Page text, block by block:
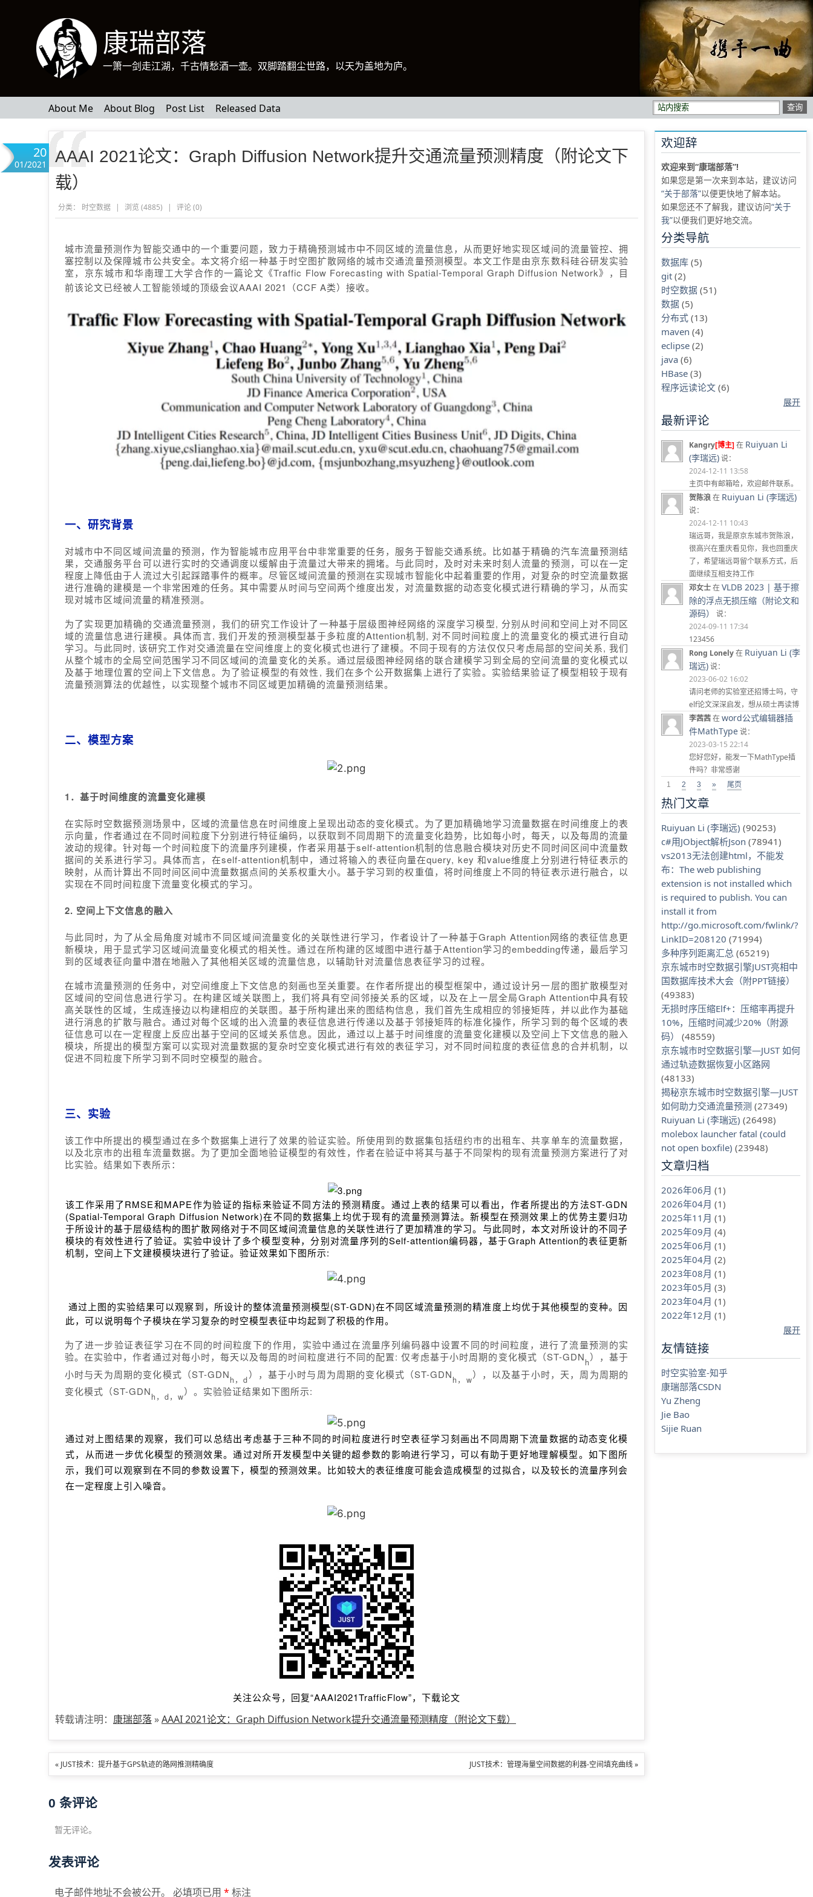
康瑞部落
一箫一剑走江湖，千古情愁酒一壶。双脚踏翻尘世路，以天为盖地为庐。
About Me About Blog Post List Released Data
欢迎辞
欢迎来到“康瑞部落”!
如果您是第一次来到本站，建议访问
“关于部落”以便更快地了解本站。
如果您还不了解我，建议访问“关于
我”以便我们更好地交流。
分类导航
数据库 (5)
git (2)
时空数据 (51)
数据 (5)
分布式 (13)
maven (4)
eclipse (2)
java (6)
HBase (3)
程序远读论文 (6)
展开
最新评论
Kangry[博主]在 Ruiyuan Li
(李瑞远)说：
2024-12-11 13:58
主页中有邮箱哈，欢迎邮件联系。
贺陈浪在 Ruiyuan Li (李瑞远)
说：
2024-12-11 10:43
瑞远哥，我是原京东城市贺陈浪，
很高兴在重庆看见你，我也回重庆
了，希望瑞远哥留个联系方式，后
面继续互相支持工作
邓女士在VLDB 2023 | 基于擦
除的浮点无损压缩（附论文和
源码）
说：
2024-09-11 17:34
123456
Rong Lonely在 Ruiyuan Li (李
瑞远)说：
2023-06-02 16:02
请问老师的实验室还招博士吗，守
elf论文深深启发，想从硕士再读博
李茜茜在word公式编辑器插
件MathType说：
2023-03-15 22:14
您好您好，能发一下MathType插
件吗？非常感谢
1 2 3 » 尾页
热门文章
Ruiyuan Li (李瑞远) (90253)
c#用JObject解析Json (78941)
vs2013无法创建html，不能发
布：The web publishing
extension is not installed which
is required to publish. You can
install it from
http://go.microsoft.com/fwlink/?
LinkID=208120 (71994)
多种序列距离汇总 (65219)
京东城市时空数据引擎JUST亮相中
国数据库技术大会（附PPT链接）
(49383)
无损时序压缩Elf+：压缩率再提升
10%，压缩时间减少20%（附源
码）
(48559)
京东城市时空数据引擎—JUST 如何
通过轨迹数据恢复小区路网
(48133)
揭秘京东城市时空数据引擎—JUST
如何助力交通流量预测 (27349)
Ruiyuan Li (李瑞远) (26498)
molebox launcher fatal (could
not open boxfile) (23948)
文章归档
2026年06月 (1)
2026年04月 (1)
2025年11月 (1)
2025年09月 (4)
2025年06月 (1)
2025年04月 (2)
2023年08月 (1)
2023年05月 (3)
2023年04月 (1)
2022年12月 (1)
展开
友情链接
时空实验室-知乎
康瑞部落CSDN
Yu Zheng
Jie Bao
Sijie Ruan
20
01/2021
AAAI 2021论文：Graph Diffusion Network提升交通流量预测精度（附论文下
载）
分类： 时空数据 | 浏览 (4885) | 评论 (0)
城市流量预测作为智能交通中的一个重要问题，致力于精确预测城市中不同区域的流量信息，从而更好地实现区域间的流量管控、拥
塞控制以及保障城市公共安全。本文将介绍一种基于时空图扩散网络的城市交通流量预测模型。本文工作是由京东数科硅谷研发实验
室， 京东城市和华南理工大学合作的一篇论文《Traffic Flow Forecasting with Spatial-Temporal Graph Diffusion Network》，目
前该论文已经被人工智能领域的顶级会议AAAI 2021（CCF A类）接收。
一、研究背景
对城市中不同区域间流量的预测，作为智能城市应用平台中非常重要的任务，服务于智能交通系统。比如基于精确的汽车流量预测结
果，交通服务平台可以进行实时的交通调度以缓解由于流量过大带来的拥堵。与此同时，及时对未来时刻人流量的预测，可以在一定
程度上降低由于人流过大引起踩踏事件的概率。尽管区域间流量的预测在实现城市智能化中起着重要的作用，对复杂的时空流量数据
进行准确的建模是一个非常困难的任务。其中需要从时间与空间两个维度出发，对流量数据的动态变化模式进行精确的学习，从而实
现对城市区域间流量的精准预测。
为了实现更加精确的交通流量预测，我们的研究工作设计了一种基于层级图神经网络的深度学习模型, 分别从时间和空间上对不同区
域的流量信息进行建模。具体而言,我们开发的预测模型基于多粒度的Attention机制, 对不同时间粒度上的流量变化的模式进行自动
学习。与此同时, 该研究工作对交通流量在空间维度上的变化模式也进行了建模。不同于现有的方法仅仅只考虑局部的空间关系, 我们
从整个城市的全局空间范围学习不同区域间的流量变化的关系。通过层级图神经网络的联合建模学习到全局的空间流量的变化模式以
及基于地理位置的空间上下文信息。为了验证模型的有效性, 我们在多个公开数据集上进行了实验。实验结果验证了模型相较于现有
流量预测算法的优越性，以实现整个城市不同区域更加精确的流量预测结果。
二、模型方案
1 ．基于时间维度的流量变化建模
在实际时空数据预测场景中，区域的流量信息在时间维度上呈现出动态的变化模式。为了更加精确地学习流量数据在时间维度上的表
示向量，作者通过在不同时间粒度下分别进行特征编码，以获取到不同周期下的流量变化趋势，比如每小时，每天，以及每周的流量
波动的规律。针对每一个时间粒度下的流量序列建模，作者采用基于self-attention机制的信息融合模块对历史不同时间区间中流量数
据间的关系进行学习。具体而言，在self-attention机制中，通过将输入的表征向量在query, key 和value维度上分别进行特征表示的
映射，从而计算出不同时间区间中流量数据点间的关系权重大小。基于学习到的权重值，将时间维度上不同的特征表示进行融合，以
实现在不同时间粒度下流量变化模式的学习。
2. 空间上下文信息的融入
与此同时，为了从全局角度对城市不同区域间流量变化的关联性进行学习，作者设计了一种基于Graph Attention网络的表征信息更
新模块，用于显式学习区域间流量变化模式的相关性。通过在所构建的区域图中进行基于Attention学习的embedding传递，最后学习
到的区域表征向量中潜在地融入了其他相关区域的流量信息，以辅助针对流量信息表征学习的过程。
在城市流量预测的任务中，对空间维度上下文信息的刻画也至关重要。在作者所提出的模型框架中，通过设计另一层的图扩散模型对
区域间的空间信息进行学习。在构建区域关联图上，我们将具有空间邻接关系的区域，以及在上一层全局Graph Attention中具有较
高关联性的区域，生成连接边以构建相应的关联图。基于所构建出来的图结构信息，我们首先生成相应的邻接矩阵，并以此作为基础
进行消息的扩散与融合。通过对每个区域的出入流量的表征信息进行传递以及基于邻接矩阵的标准化操作，所学习到的每个区域的表
征信息可以在一定程度上反应出基于空间的区域关系信息。因此，通过以上基于时间维度的流量变化建模以及空间上下文信息的融入
模块，所提出的模型方案可以实现对流量数据的复杂时空变化模式进行有效的表征学习，对不同时间粒度的表征信息的合并机制，以
促进不同粒度下所学习到不同时空模型的融合。
三、实验
该工作中所提出的模型通过在多个数据集上进行了效果的验证实验。所使用到的数据集包括纽约市的出租车、共享单车的流量数据，
以及北京市的出租车流量数据。为了更加全面地验证模型的有效性，作者在验证中将其与基于不同架构的现有流量预测方案进行了对
比实验。结果如下表所示：
该工作采用了RMSE和MAPE作为验证的指标来验证不同方法的预测精度。通过上表的结果可以看出，作者所提出的方法ST-GDN
(Spatial-Temporal Graph Diffusion Network)在不同的数据集上均优于现有的流量预测算法。新模型在预测效果上的优势主要归功
于所设计的基于层级结构的图扩散网络对于不同区域间流量信息的关联性进行了更加精准的学习。与此同时，本文对所设计的不同子
模块的有效性进行了验证。实验中设计了多个模型变种，分别对流量序列的Self-attention编码器，基于Graph Attention的表征更新
机制，空间上下文建模模块进行了验证。验证效果如下图所示:
通过上图的实验结果可以观察到，所设计的整体流量预测模型(ST-GDN)在不同区域流量预测的精准度上均优于其他模型的变种。因
此，可以说明每个子模块在学习复杂的时空模型表征中均起到了积极的作用。
为了进一步验证表征学习在不同的时间粒度下的作用，实验中通过在流量序列编码器中设置不同的时间粒度，进行了流量预测的实
验。在实验中，作者通过对每小时，每天以及每周的时间粒度进行不同的配置: 仅考虑基于小时周期的变化模式（ST-GDNh），基于
小时与天为周期的变化模式（ST-GDNh ，d），基于小时与周为周期的变化模式（ST-GDNh ， w），以及基于小时，天，周为周期的
变化模式（ST-GDNh ， d，w）。实验验证结果如下图所示:
通过对上图结果的观察，我们可以总结出考虑基于三种不同的时间粒度进行时空表征学习刻画出不同周期下流量数据的动态变化模
式，从而进一步优化模型的预测效果。通过对所开发模型中关键的超参数的影响进行学习，可以有助于更好地理解模型。如下图所
示，我们可以观察到在不同的参数设置下，模型的预测效果。比如较大的表征维度可能会造成模型的过拟合，以及较长的流量序列会
在一定程度上引入噪音。
关注公众号，回复“AAAI2021TrafficFlow”，下载论文
转载请注明： 康瑞部落 »AAAI 2021论文：Graph Diffusion Network提升交通流量预测精度（附论文下载）
« JUST技术：提升基于GPS轨迹的路网推测精确度 JUST技术：管理海量空间数据的利器-空间填充曲线 »
0 条评论
暂无评论。
发表评论
电子邮件地址不会被公开。 必填项已用 * 标注